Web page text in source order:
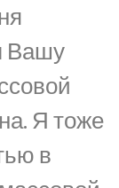
Вашу
Я тоже
в